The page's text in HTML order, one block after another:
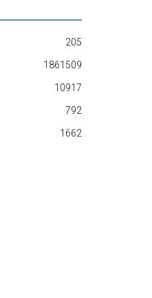
205
1861509
10917
792
1662